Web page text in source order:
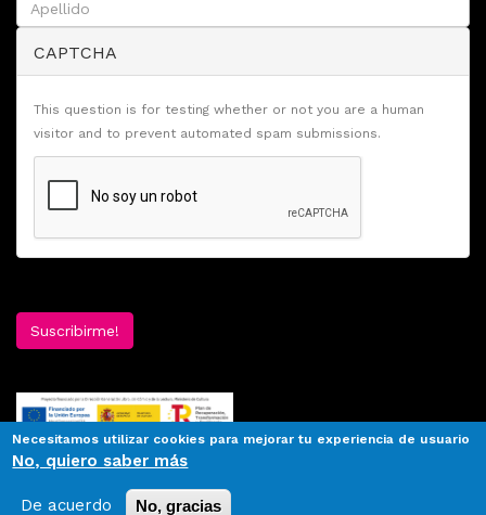
CAPTCHA
This question is for testing whether or not you are a human
visitor and to prevent automated spam submissions.
Suscribirme!
Necesitamos utilizar cookies para mejorar tu experiencia de usuario
No, quiero saber más
De acuerdo No, gracias